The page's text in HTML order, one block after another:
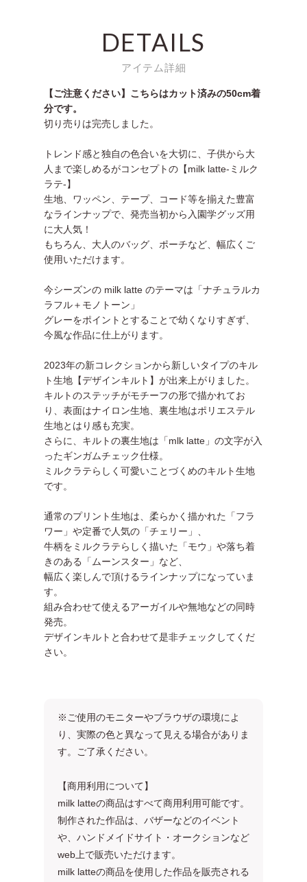
DETAILS
アイテム詳細
【ご注意ください】こちらはカット済みの50cm着
分です。
切り売りは完売しました。
トレンド感と独自の色合いを大切に、子供から大
人まで楽しめるがコンセプトの【milk latte-ミルク
ラテ-】
生地、ワッペン、テープ、コード等を揃えた豊富
なラインナップで、発売当初から入園学グッズ用
に大人気！
もちろん、大人のバッグ、ポーチなど、幅広くご
使用いただけます。
今シーズンの milk latte のテーマは「ナチュラルカ
ラフル＋モノトーン」
グレーをポイントとすることで幼くなりすぎず、
今風な作品に仕上がります。
2023年の新コレクションから新しいタイプのキル
ト生地【デザインキルト】が出来上がりました。
キルトのステッチがモチーフの形で描かれてお
り、表面はナイロン生地、裏生地はポリエステル
生地とはり感も充実。
さらに、キルトの裏生地は「mlk latte」の文字が入
ったギンガムチェック仕様。
ミルクラテらしく可愛いことづくめのキルト生地
です。
通常のプリント生地は、柔らかく描かれた「フラ
ワー」や定番で人気の「チェリー」、
牛柄をミルクラテらしく描いた「モウ」や落ち着
きのある「ムーンスター」など、
幅広く楽しんで頂けるラインナップになっていま
す。
組み合わせて使えるアーガイルや無地などの同時
発売。
デザインキルトと合わせて是非チェックしてくだ
さい。
※ご使用のモニターやブラウザの環境によ
り、実際の色と異なって見える場合がありま
す。ご了承ください。
【商用利用について】
milk latteの商品はすべて商用利用可能です。
制作された作品は、バザーなどのイベント
や、ハンドメイドサイト・オークションなど
web上で販売いただけます。
milk latteの商品を使用した作品を販売される